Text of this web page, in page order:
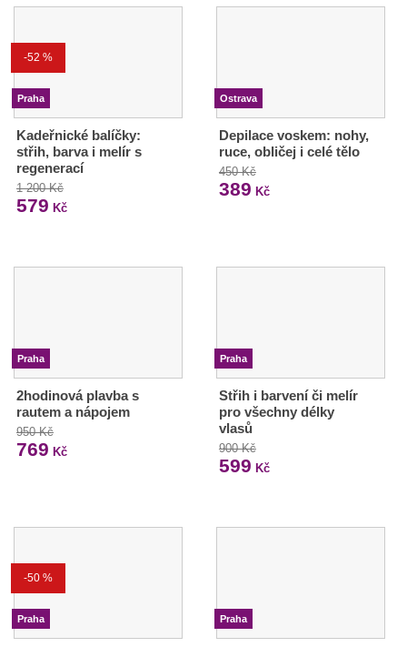
-52 %
Praha
Kadeřnické balíčky:
střih, barva i melír s
regenerací
1 200 Kč
579 Kč
Ostrava
Depilace voskem: nohy,
ruce, obličej i celé tělo
450 Kč
389 Kč
Praha
2hodinová plavba s
rautem a nápojem
950 Kč
769 Kč
Praha
Střih i barvení či melír
pro všechny délky
vlasů
900 Kč
599 Kč
-50 %
Praha Praha